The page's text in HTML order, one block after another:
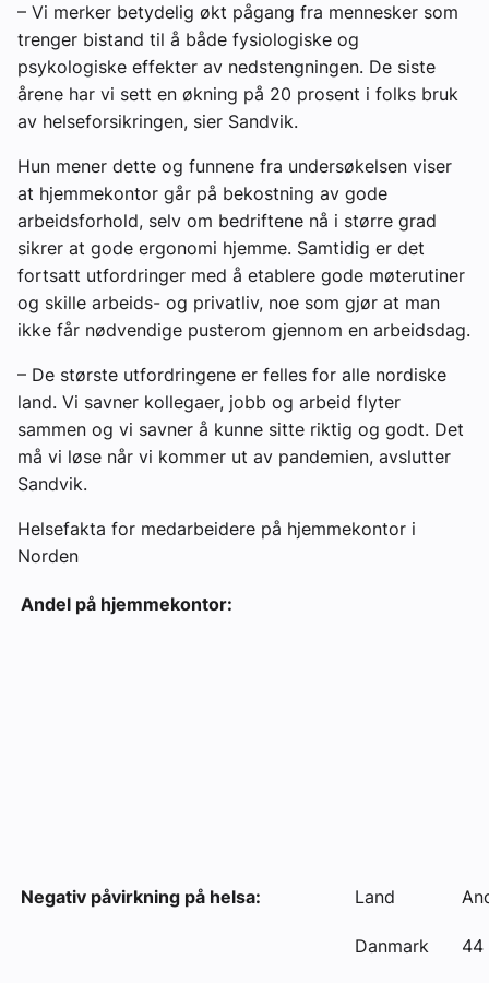
– Vi merker betydelig økt pågang fra mennesker som
trenger bistand til å både fysiologiske og
psykologiske effekter av nedstengningen. De siste
årene har vi sett en økning på 20 prosent i folks bruk
av helseforsikringen, sier Sandvik.
Hun mener dette og funnene fra undersøkelsen viser
at hjemmekontor går på bekostning av gode
arbeidsforhold, selv om bedriftene nå i større grad
sikrer at gode ergonomi hjemme. Samtidig er det
fortsatt utfordringer med å etablere gode møterutiner
og skille arbeids- og privatliv, noe som gjør at man
ikke får nødvendige pusterom gjennom en arbeidsdag.
– De største utfordringene er felles for alle nordiske
land. Vi savner kollegaer, jobb og arbeid flyter
sammen og vi savner å kunne sitte riktig og godt. Det
må vi løse når vi kommer ut av pandemien, avslutter
Sandvik.
Helsefakta for medarbeidere på hjemmekontor i
Norden
Andel på hjemmekontor:
Negativ påvirkning på helsa: Land
Danmark 44